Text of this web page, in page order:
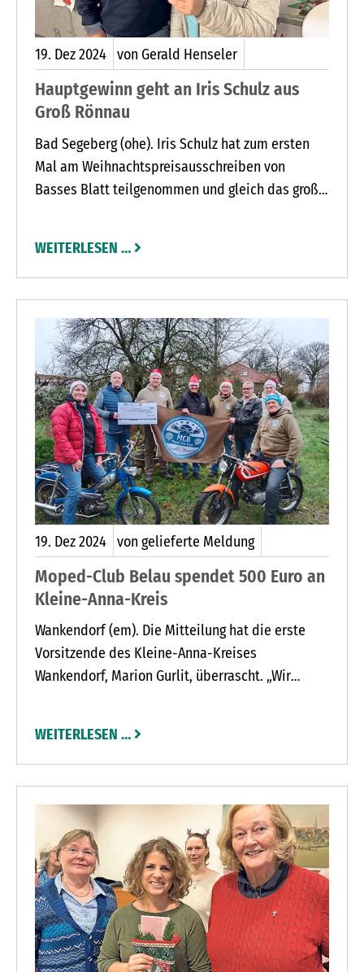
19. Dez2024 von Gerald Henseler
Hauptgewinn geht an Iris Schulz aus
Groß Rönnau
Bad Segeberg (ohe). Iris Schulz hat zum ersten
Mal am Weihnachtspreisausschreiben von
Basses Blatt teilgenommen und gleich das große
WEITERLESEN …
19. Dez2024 von gelieferte Meldung
Moped-Club Belau spendet 500 Euro an
Kleine-Anna-Kreis
Wankendorf (em). Die Mitteilung hat die erste
Vorsitzende des Kleine-Anna-Kreises
Wankendorf, Marion Gurlit, überrascht. „Wir
möchten 500 Euro an die Kleine-Anna spenden.“
WEITERLESEN …